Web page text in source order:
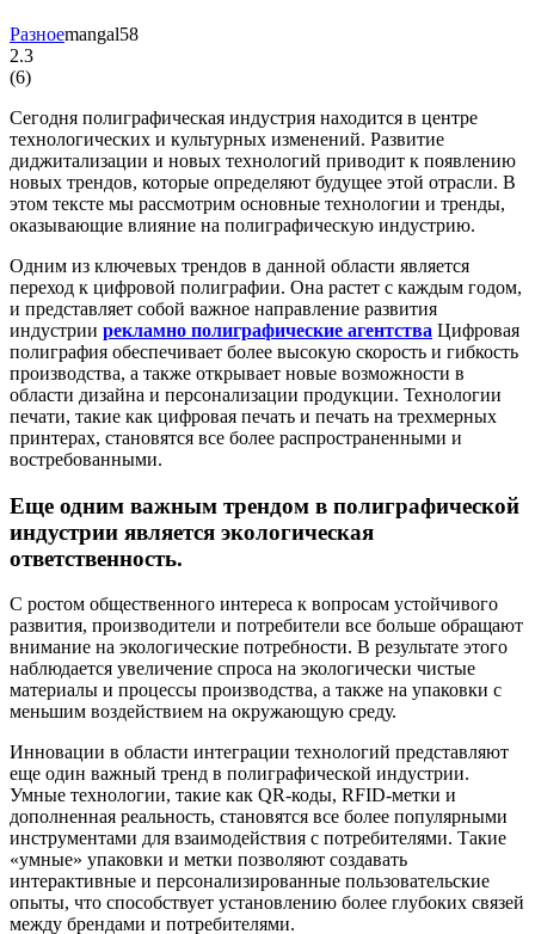
Разноеmangal58
2.3
(6)
Сегодня полиграфическая индустрия находится в центре
технологических и культурных изменений. Развитие
диджитализации и новых технологий приводит к появлению
новых трендов, которые определяют будущее этой отрасли. В
этом тексте мы рассмотрим основные технологии и тренды,
оказывающие влияние на полиграфическую индустрию.
Одним из ключевых трендов в данной области является
переход к цифровой полиграфии. Она растет с каждым годом,
и представляет собой важное направление развития
индустрии рекламно полиграфические агентства Цифровая
полиграфия обеспечивает более высокую скорость и гибкость
производства, а также открывает новые возможности в
области дизайна и персонализации продукции. Технологии
печати, такие как цифровая печать и печать на трехмерных
принтерах, становятся все более распространенными и
востребованными.
Еще одним важным трендом в полиграфической
индустрии является экологическая
ответственность.
С ростом общественного интереса к вопросам устойчивого
развития, производители и потребители все больше обращают
внимание на экологические потребности. В результате этого
наблюдается увеличение спроса на экологически чистые
материалы и процессы производства, а также на упаковки с
меньшим воздействием на окружающую среду.
Инновации в области интеграции технологий представляют
еще один важный тренд в полиграфической индустрии.
Умные технологии, такие как QR-коды, RFID-метки и
дополненная реальность, становятся все более популярными
инструментами для взаимодействия с потребителями. Такие
«умные» упаковки и метки позволяют создавать
интерактивные и персонализированные пользовательские
опыты, что способствует установлению более глубоких связей
между брендами и потребителями.